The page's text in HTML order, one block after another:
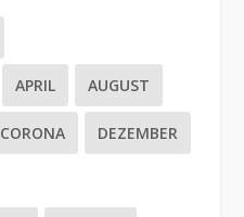
APRIL AUGUST
CORONA DEZEMBER